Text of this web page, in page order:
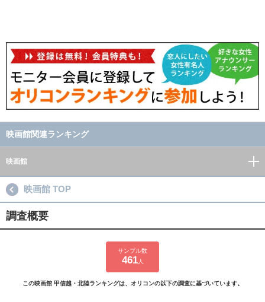
映画館関連ランキング
映画館
映画館 TOP
調査概要
サンプル数
461人
この映画館 甲信越・北陸ランキングは、オリコンの以下の調査に基づいています。